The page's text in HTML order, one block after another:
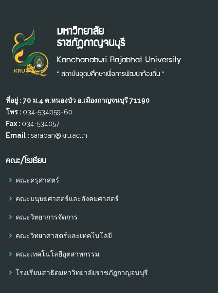
มหาวิทยาลัย
ราชภัฏกาญจนบุรี
Kanchanaburi Rajabhat University
" สถาบันอุดมศึกษาเพื่อการพัฒนาท้องถิ่น "
ที่อยู่ : 70 ม.4 ต.หนองบัว อ.เมืองกาญจนบุรี 71190
โทร : 034-534059-60
Fax : 034-534057
Email : saraban@kru.ac.th
คณะ/โรงเรียน
คณะครุศาสตร์
คณะมนุษยศาสตร์และสังคมศาสตร์
คณะวิทยาการจัดการ
คณะวิทยาศาสตร์และเทคโนโลยี
คณะเทคโนโลยีอุตสาหกรรม
โรงเรียนสาธิตมหาวิทยาลัยราชภัฏกาญจนบุรี